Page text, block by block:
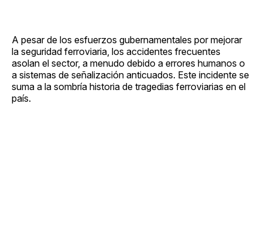
A pesar de los esfuerzos gubernamentales por mejorar
la seguridad ferroviaria, los accidentes frecuentes
asolan el sector, a menudo debido a errores humanos o
a sistemas de señalización anticuados. Este incidente se
suma a la sombría historia de tragedias ferroviarias en el
país.